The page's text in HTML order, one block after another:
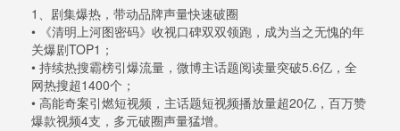
1、剧集爆热，带动品牌声量快速破圈
• 《清明上河图密码》收视口碑双双领跑，成为当之无愧的年
关爆剧TOP1；
• 持续热搜霸榜引爆流量，微博主话题阅读量突破5.6亿，全
网热搜超1400个；
• 高能奇案引燃短视频，主话题短视频播放量超20亿，百万赞
爆款视频4支，多元破圈声量猛增。